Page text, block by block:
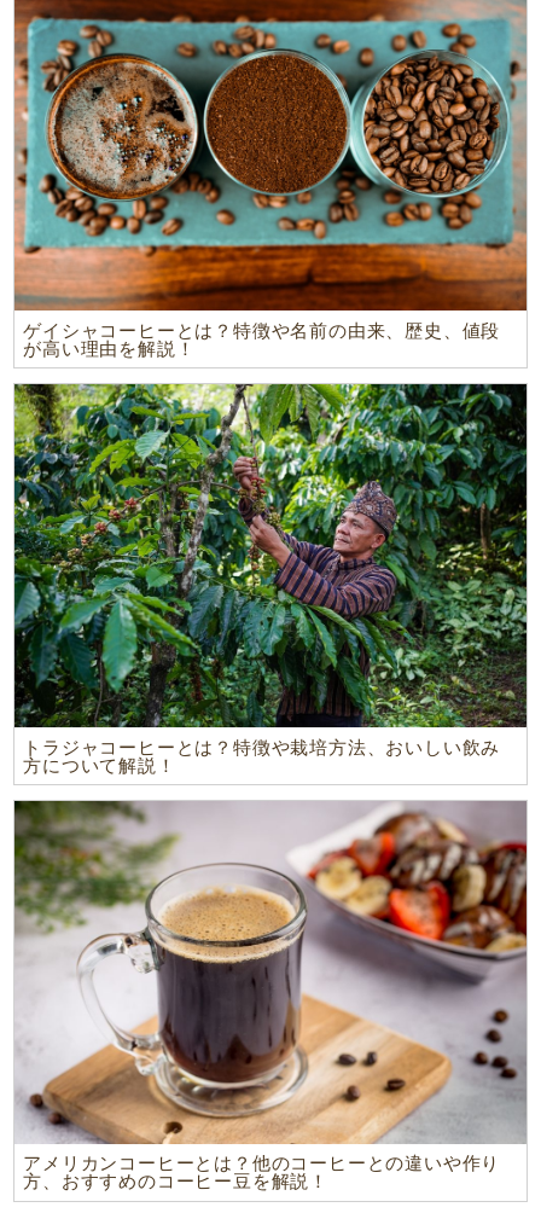
ゲイシャコーヒーとは？特徴や名前の由来、歴史、値段
が高い理由を解説！
トラジャコーヒーとは？特徴や栽培方法、おいしい飲み
方について解説！
アメリカンコーヒーとは？他のコーヒーとの違いや作り
方、おすすめのコーヒー豆を解説！